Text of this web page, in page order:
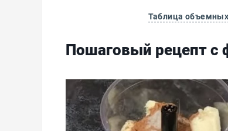
Таблица
Пошаговый рецепт с